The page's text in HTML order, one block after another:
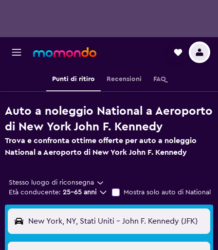
Punti di ritiro Recensioni FAQ
Auto a noleggio National a Aeroporto
di New York John F. Kennedy
Trova e confronta ottime offerte per auto a noleggio
National a Aeroporto di New York John F. Kennedy
Stesso luogo di riconsegna
Età conducente: 25-65 anni Mostra solo auto di National
New York, NY, Stati Uniti - John F. Kennedy (JFK)